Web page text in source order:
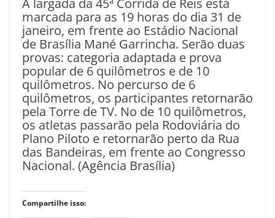
marcada para as 19 horas do dia 31 de
janeiro, em frente ao Estádio Nacional
de Brasília Mané Garrincha. Serão duas
provas: categoria adaptada e prova
popular de 6 quilômetros e de 10
quilômetros. No percurso de 6
quilômetros, os participantes retornarão
pela Torre de TV. No de 10 quilômetros,
os atletas passarão pela Rodoviária do
Plano Piloto e retornarão perto da Rua
das Bandeiras, em frente ao Congresso
Nacional. (Agência Brasília)
Compartilhe isso: